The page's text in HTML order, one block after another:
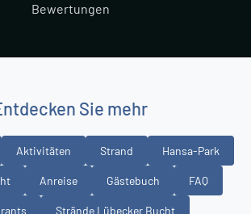
Bewertungen
Sie mehr
Aktivitäten Strand Hansa-Park
Anreise Gästebuch FAQ
Strände Lübecker Bucht